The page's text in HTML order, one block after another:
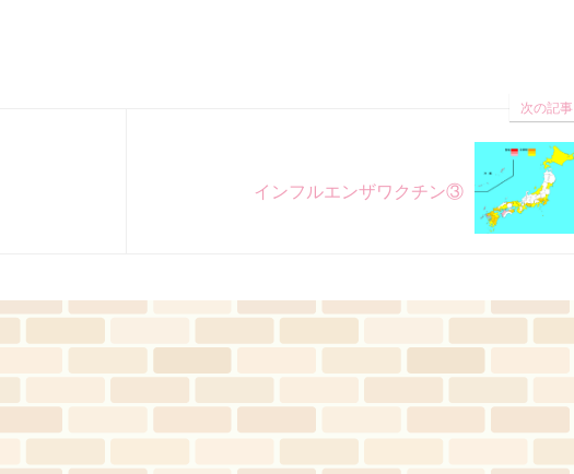
次の記事
インフルエンザワクチン③